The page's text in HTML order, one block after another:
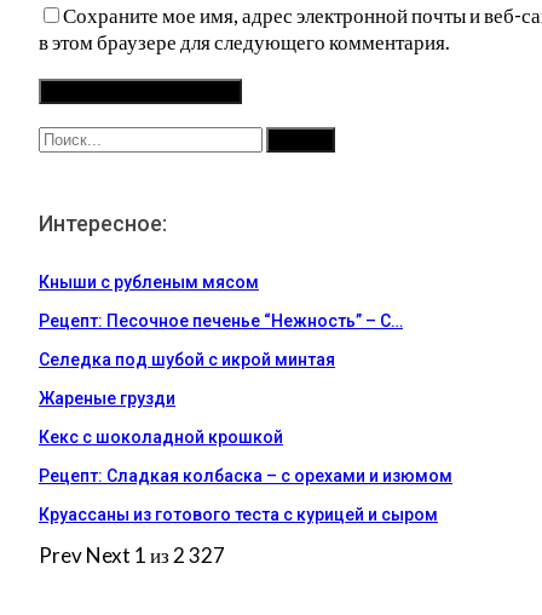
Сохраните мое имя, адрес электронной почты и веб-
в этом браузере для следующего комментария.
Интересное:
Кныши с рубленым мясом
Рецепт: Песочное печенье “Нежность” – С…
Селедка под шубой с икрой минтая
Жареные грузди
Кекс с шоколадной крошкой
Рецепт: Сладкая колбаска – с орехами и изюмом
Круассаны из готового теста с курицей и сыром
PrevNext 1 из 2 327